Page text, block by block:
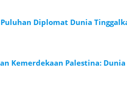
Diplomat Dunia
Kemerdekaan Palestina: